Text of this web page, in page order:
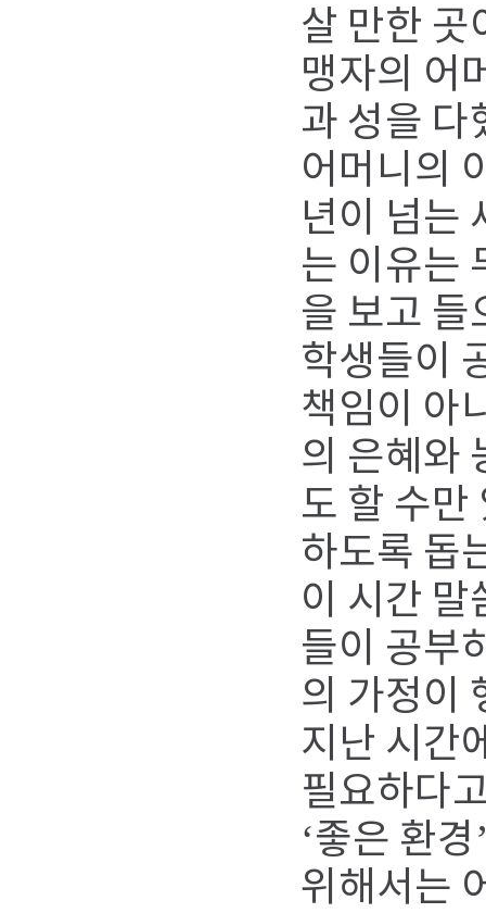
살 만한 곳
맹자의 어
과 성을 다
어머니의
년이 넘는
는 이유는
을 보고 들
학생들이
책임이 아
의 은혜와
도 할 수만
하도록 돕
이 시간
들이 공부
의 가정이
지난 시간
필요하다
‘좋은 환
위해서는